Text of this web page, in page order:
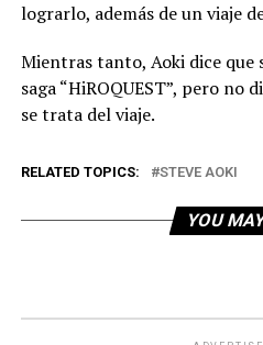
lograrlo, además de un viaje
Mientras tanto, Aoki dice que
saga “HiROQUEST”, pero no
se trata del viaje.
RELATED TOPICS: STEVE AOKI
YOU